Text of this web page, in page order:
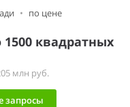
• по цене
квадратных
млн руб.
запросы